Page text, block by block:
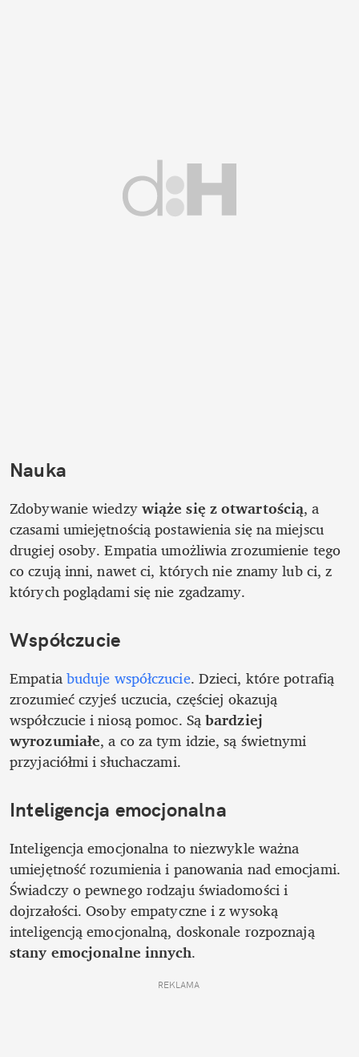
Nauka
Zdobywanie wiedzy wiąże się z otwartością, a
czasami umiejętnością postawienia się na miejscu
drugiej osoby. Empatia umożliwia zrozumienie tego
co czują inni, nawet ci, których nie znamy lub ci, z
których poglądami się nie zgadzamy.
Współczucie
Empatia buduje współczucie. Dzieci, które potrafią
zrozumieć czyjeś uczucia, częściej okazują
współczucie i niosą pomoc. Są bardziej
wyrozumiałe, a co za tym idzie, są świetnymi
przyjaciółmi i słuchaczami.
Inteligencja emocjonalna
Inteligencja emocjonalna to niezwykle ważna
umiejętność rozumienia i panowania nad emocjami.
Świadczy o pewnego rodzaju świadomości i
dojrzałości. Osoby empatyczne i z wysoką
inteligencją emocjonalną, doskonale rozpoznają
stany emocjonalne innych.
REKLAMA